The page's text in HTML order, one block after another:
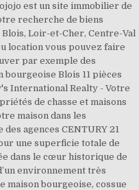
est un site immobilier de
recherche de biens
Loir-et-Cher, Centre-Val
location vous pouvez faire
par exemple des
Blois 11 pièces
International Realty - Votre
de chasse et maisons
maison dans les
agences CENTURY 21
une superficie totale de
dans le cœur historique de
environnement très
maison bourgeoise, cossue